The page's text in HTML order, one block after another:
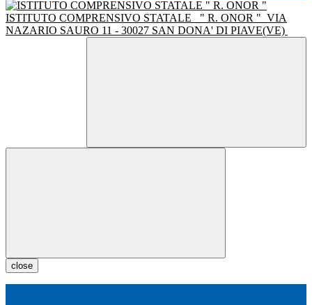
ISTITUTO COMPRENSIVO STATALE " R. ONOR " VIA
NAZARIO SAURO 11 - 30027 SAN DONA' DI PIAVE(VE)
close